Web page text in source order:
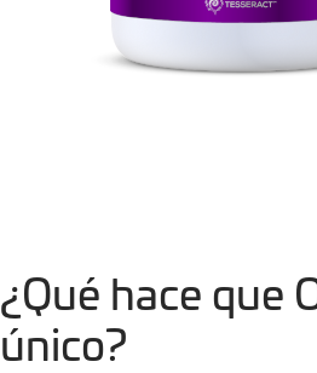
¿Qué hace que
único?